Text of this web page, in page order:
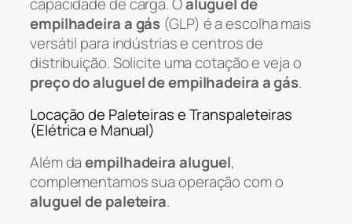
empilhadeira a gás (GLP) é a escolha mais
versátil para indústrias e centros de
distribuição. Solicite uma cotação e veja o
preço do aluguel de empilhadeira a gás.
Locação de Paleteiras e Transpaleteiras
(Elétrica e Manual)
Além daempilhadeira aluguel,
complementamos sua operação com o
aluguel de paleteira.